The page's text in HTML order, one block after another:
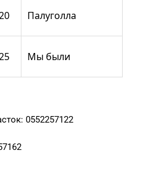
Палуголла
Мы были
0552257122